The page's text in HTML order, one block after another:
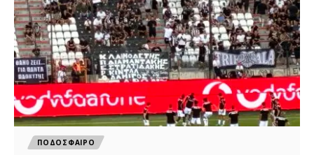
ΠΟΔΟΣΦΑΙΡΟ